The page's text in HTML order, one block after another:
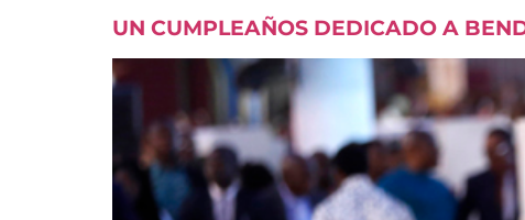
UN CUMPLEAÑOS DEDICADO A